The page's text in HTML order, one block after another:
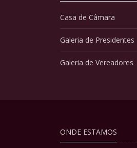
Casa de Câmara
Galeria de Presidentes
Galeria de Vereadores
ONDE ESTAMOS